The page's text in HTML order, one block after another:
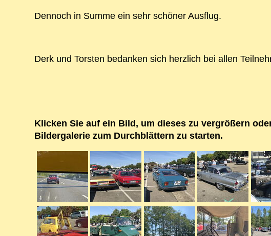
Dennoch in Summe ein sehr schöner Ausflug.
Derk und Torsten bedanken sich herzlich bei allen
Klicken Sie auf ein Bild, um dieses zu vergrößern
Bildergalerie zum Durchblättern zu starten.